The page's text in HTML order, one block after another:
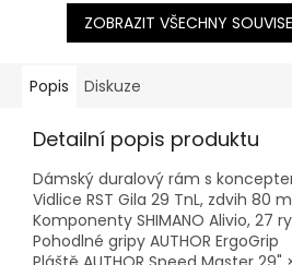
ZOBRAZIT VŠECHNY
Popis Diskuze
Detailní popis produktu
Dámský duralový rám s
Vidlice RST Gila 29 TnL, zdvih 80
Komponenty SHIMANO Alivio, 27
Pohodlné gripy AUTHOR ErgoGrip